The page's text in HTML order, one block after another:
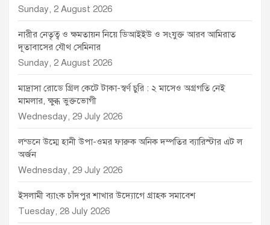
Sunday, 2 August 2026
নারীর নেতৃত্ব ও ক্ষমতায়ন নিয়ে ডিআইইউ ও সংযুক্ত আরব আমিরাত
দূতাবাসের যৌথ সেমিনার
Sunday, 2 August 2026
মাদ্রাসা রোডে গ্রিল কেটে টাকা-স্বর্ণ চুরি : ২ মাসেও অগ্রগতি নেই
মামলার, ক্ষুব্ধ ভুক্তভোগী
Wednesday, 29 July 2026
লন্ডনে উম্মে হানী উপা-ওমর ফারুক অনিক দম্পতির ব্যারিস্টার এট ল
অর্জন
Wednesday, 29 July 2026
ইসলামী ব্যাংক চাঁদপুর শাখার উদ্যোগে গ্রাহক সমাবেশ
Tuesday, 28 July 2026